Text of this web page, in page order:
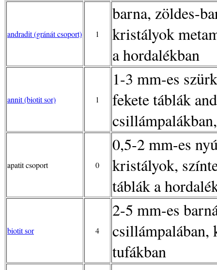
andradit (gránát csoport) 1
barna, zöldes-
kristályok
a hordalékban
annit (biotit sor) 1
1-3 mm-es
fekete táblák
apatit csoport 0
0,5-2 mm-es
kristályok,
táblák a
biotit sor 4
2-5 mm-es
csillámpalában,
tufákban